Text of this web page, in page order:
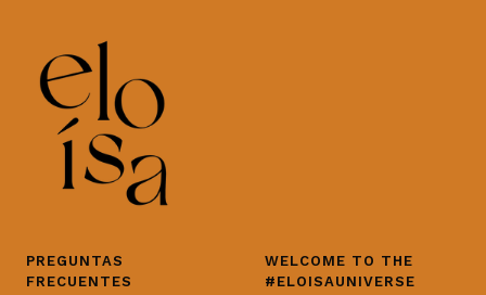
PREGUNTAS
FRECUENTES
WELCOME TO THE
#ELOISAUNIVERSE